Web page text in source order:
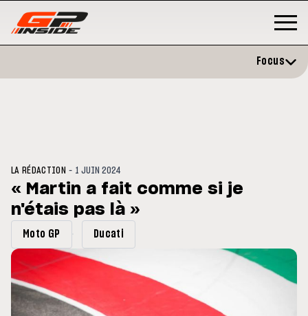
du GP de Grande-
Focus
LA RÉDACTION - 1 JUIN 2024
« Martin a fait comme si je
n'étais pas là »
Moto GP Ducati